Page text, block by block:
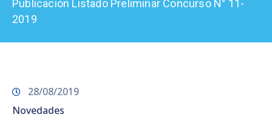
Prensa
Publicación Listado Preliminar Concurso N° 11-
2019
28/08/2019
Novedades